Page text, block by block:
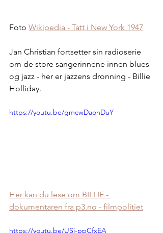
Foto Wikipedia - Tatt i New York 1947
Jan Christian fortsetter sin radioserie
om de store sangerinnene innen blues
og jazz - her er jazzens dronning - Billie
Holliday.
https://youtu.be/gmcwDaonDuY
Her kan du lese om BILLIE -
dokumentaren fra p3.no - filmpolitiet
https://youtu.be/USi-ppCfxEA